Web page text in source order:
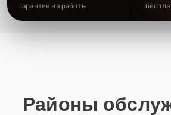
гарантия на работы
Районы